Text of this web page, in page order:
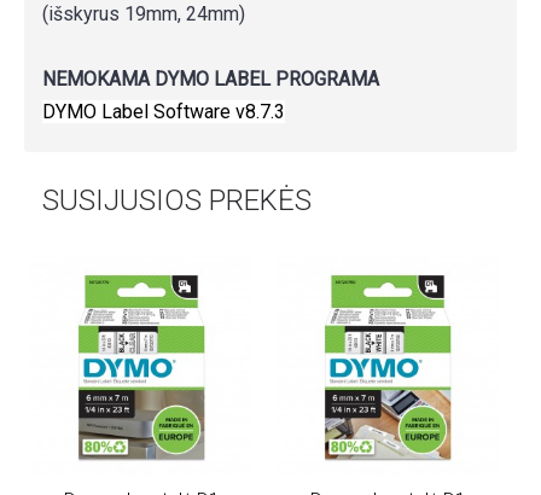
(išskyrus 19mm, 24mm)
NEMOKAMA DYMO LABEL PROGRAMA
DYMO Label Software v8.7.3
SUSIJUSIOS PREKĖS